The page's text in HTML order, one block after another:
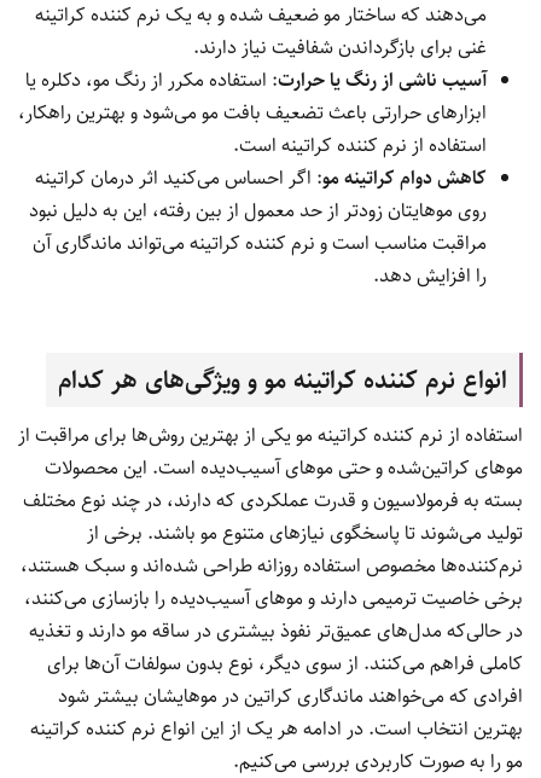
می‌دهند که ساختار مو ضعیف شده و به یک نرم کننده کراتینه
غنی برای بازگرداندن شفافیت نیاز دارند.
آسیب ناشی از رنگ یا حرارت: استفاده مکرر از رنگ مو، دکلره یا
ابزارهای حرارتی باعث تضعیف بافت مو می‌شود و بهترین راهکار،
استفاده از نرم کننده کراتینه است.
کاهش دوام کراتینه مو: اگر احساس می‌کنید اثر درمان کراتینه
روی موهایتان زودتر از حد معمول از بین رفته، این به دلیل نبود
مراقبت مناسب است و نرم کننده کراتینه می‌تواند ماندگاری آن
را افزایش دهد.
انواع نرم کننده کراتینه مو و ویژگی‌های هر کدام
استفاده از نرم کننده کراتینه مو یکی از بهترین روش‌ها برای مراقبت از
موهای کراتین‌شده و حتی موهای آسیب‌دیده است. این محصولات
بسته به فرمولاسیون و قدرت عملکردی که دارند، در چند نوع مختلف
تولید می‌شوند تا پاسخگوی نیازهای متنوع مو باشند. برخی از
نرم‌کننده‌ها مخصوص استفاده روزانه طراحی شده‌اند و سبک هستند،
برخی خاصیت ترمیمی دارند و موهای آسیب‌دیده را بازسازی می‌کنند،
در حالی‌که مدل‌های عمیق‌تر نفوذ بیشتری در ساقه مو دارند و تغذیه
کاملی فراهم می‌کنند. از سوی دیگر، نوع بدون سولفات آن‌ها برای
افرادی که می‌خواهند ماندگاری کراتین در موهایشان بیشتر شود
بهترین انتخاب است. در ادامه هر یک از این انواع نرم کننده کراتینه
مو را به صورت کاربردی بررسی می‌کنیم.